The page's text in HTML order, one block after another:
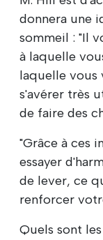
donnera une
sommeil : "Il
à laquelle
laquelle vous
s'avérer très
de faire des
"Grâce à ces
essayer
de lever, ce
renforcer
Quels sont